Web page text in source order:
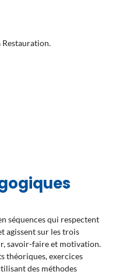
Restauration.
séquences qui respectent
agissent sur les trois
savoir-faire et motivation.
théoriques, exercices
des méthodes